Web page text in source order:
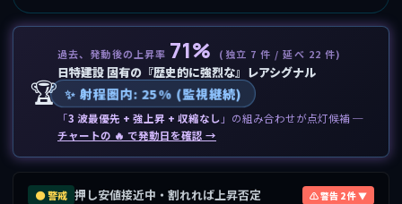
🏆
過去、発動後の上昇率 71% (独立 7 件 / 延べ 22 件)
日特建設 固有の『歴史的に強烈な』レアシグナル
✨ 射程圏内: 25% (監視継続)
「3 波最優先 + 強上昇 + 収縮なし 」の組み合わせが点灯候補 ─
チャートの 🔥 で発動日を確認 →
🟠 警戒 押し安値接近中・割れれば上昇否定 ⚠ 警告 2 件 ▼